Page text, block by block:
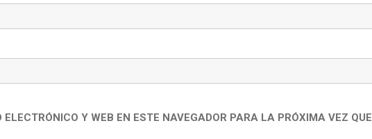
ELECTRÓNICO Y WEB EN ESTE NAVEGADOR PARA LA PRÓXIMA VEZ QUE